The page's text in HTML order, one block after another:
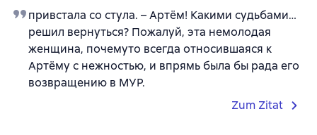
привстала со стула. – Артём! Какими судьбами…
решил вернуться? Пожалуй, эта немолодая
женщина, почемуто всегда относившаяся к
Артёму с нежностью, и впрямь была бы рада его
возвращению в МУР.
Zum Zitat